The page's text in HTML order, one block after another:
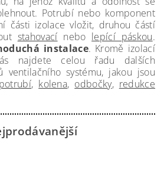
Potrubí nebo komponent
části izolace vložit, druhou částí
stahovací nebo lepící páskou.
instalace. Kromě izolací
najdete celou řadu dalších
ventilačního systému, jakou jsou
, kolena, odbočky, redukce